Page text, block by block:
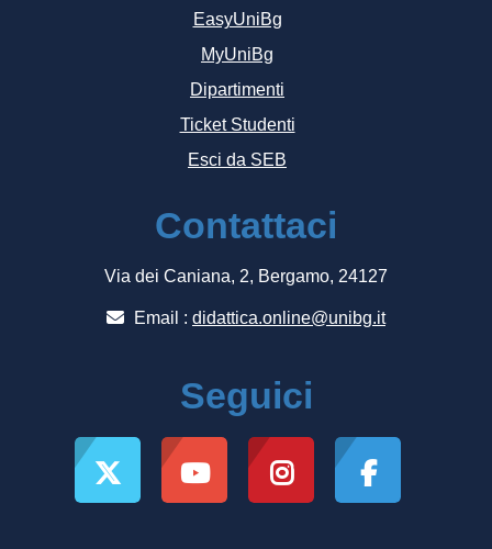
EasyUniBg
MyUniBg
Dipartimenti
Ticket Studenti
Esci da SEB
Contattaci
Via dei Caniana, 2, Bergamo, 24127
Email : didattica.online@unibg.it
Seguici